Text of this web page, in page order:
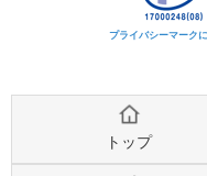
プライバシーマーク
トップ